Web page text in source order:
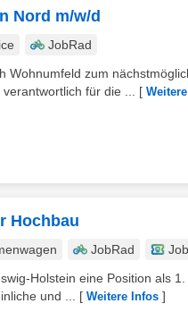
Nord m/w/d
JobRad
Wohnumfeld zum
für die ...
[
Hochbau
JobRad
Holstein eine Position als 1.
und ...
[ Weitere Infos ]